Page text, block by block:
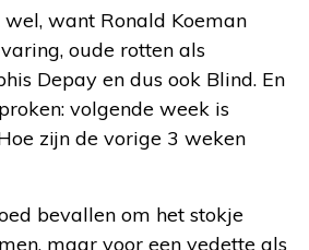
want Ronald Koeman
oude rotten als
Depay en dus ook Blind. En
volgende week is
zijn de vorige 3 weken
bevallen om het stokje
maar voor een vedette als